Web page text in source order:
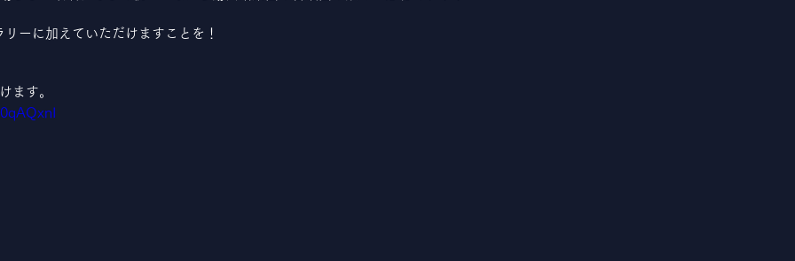
ーに加えていただけますことを！
ます。